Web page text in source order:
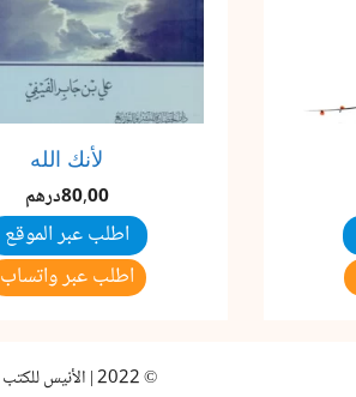
لأنك الله
80,00درهم
اطلب عبر الموقع
اطلب عبر واتساب
© 2022 | الأنيس للكتب - نافذتكم على الماضي و الحاضر والمستقبل -